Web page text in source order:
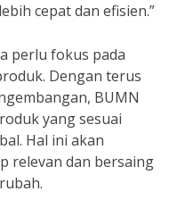
cepat dan efisien.”
perlu fokus pada
Dengan terus
BUMN
yang sesuai
Hal ini akan
relevan dan bersaing